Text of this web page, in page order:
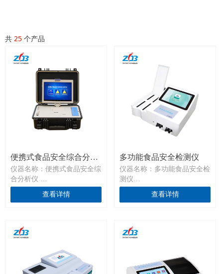
微生物检测仪
共 25 个产品
便携式食品安全综合分析
仪
仪器名称：便携式食品安全综
合分析仪
仪器型号：
ZDZHY-Ⅰ-01型 (A、C两个模
备，主机加附件)
ZDZHY-Ⅰ-03型 (A、B、C、D
四个模块,四选二，主机加附
ZDZHY-Ⅰ-04型（A、B、C、
查看详情
多功能食品安全检测仪
仪器名称：多功能食品安全检
测仪
仪器型号：ZDSAY-Ⅱ-05型
（24通道分光+双通道胶体
查看详情